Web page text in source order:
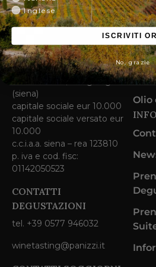
SOCIETÀ AGRICOLA
PANIZZI SRL
loc. larniano 1, san gimignano
(siena)
capitale sociale eur 10.000
capitale sociale versato eur
10.000
c.c.i.a.a. siena – rea 123810
p. iva e cod. fisc:
01142050523
CONTATTI
DEGUSTAZIONI
tel. +39 0577 946032
winetasting@panizzi.it
SU
Vini
Olio
Inglese
ISCRIVITI
No, grazie